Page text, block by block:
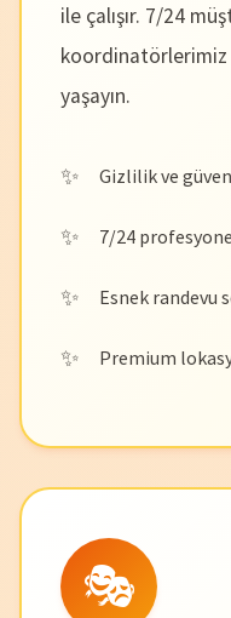
ile çalışır. 7/24
koordinatörlerimiz
yaşayın.
Gizlilik ve
7/24
Esnek randevu
Premium
🎭